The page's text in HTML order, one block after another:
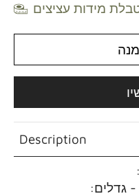
מידות עציצים
Description
- גדלים